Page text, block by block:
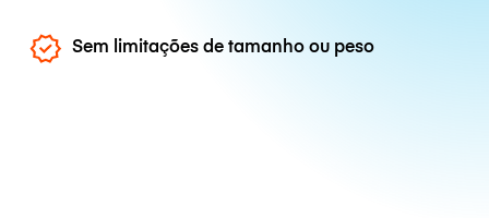
Sem limitações de tamanho ou peso